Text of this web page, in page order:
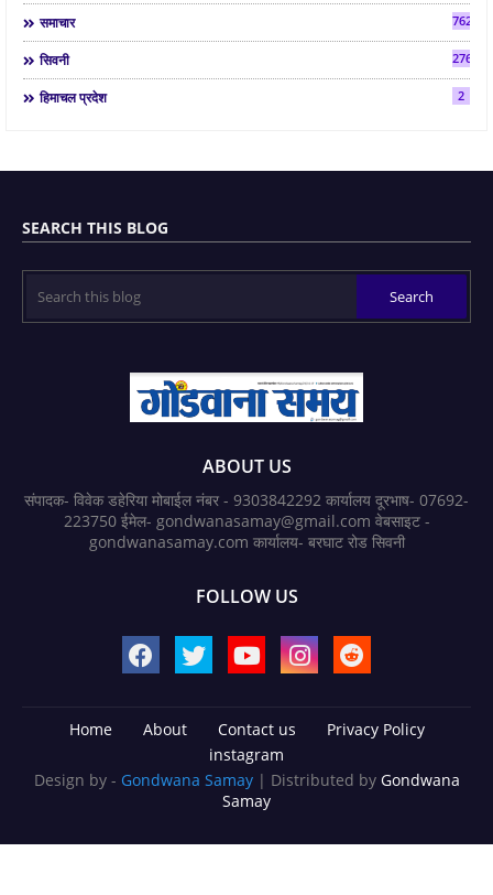
समाचार 7624
सिवनी 2763
हिमाचल प्रदेश 2
SEARCH THIS BLOG
ABOUT US
संपादक- विवेक डहेरिया मोबाईल नंबर - 9303842292 कार्यालय दूरभाष- 07692-
223750 ईमेल- gondwanasamay@gmail.com वेबसाइट -
gondwanasamay.com कार्यालय- बरघाट रोड सिवनी
FOLLOW US
Home About Contact us
Privacy Policy
instagram
Design by - Gondwana Samay | Distributed by Gondwana
Samay